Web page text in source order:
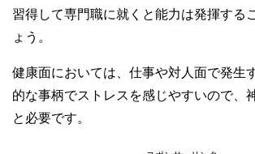
習得して専門職に就くと能力は発揮する
ょう。
健康面においては、仕事や対人面で発生
的な事柄でストレスを感じやすいので、
と必要です。